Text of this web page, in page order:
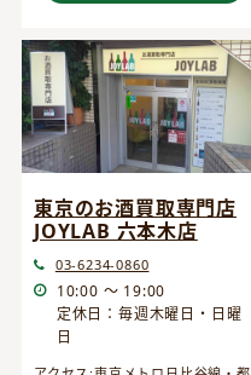
東京のお酒買取専門店
JOYLAB 六本木店
03-6234-0860
10:00 ～ 19:00
定休日：毎週木曜日・日曜
日